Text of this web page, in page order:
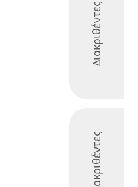
Διακριθέντες
Διακριθέντες